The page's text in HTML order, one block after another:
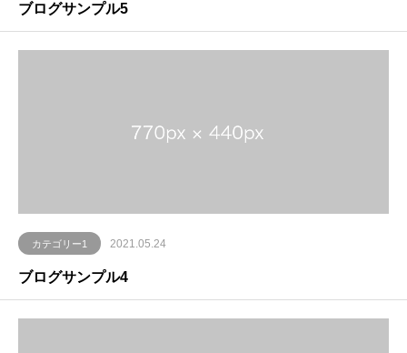
ブログサンプル5
カテゴリー1 2021.05.24
ブログサンプル4